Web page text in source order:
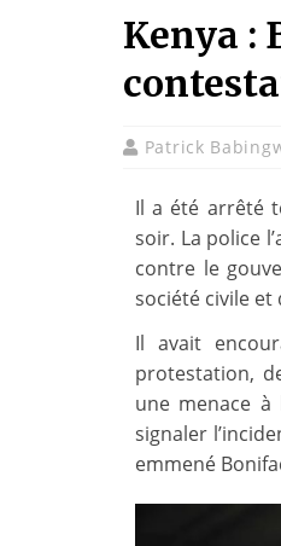
Kenya :
Patrick
Il a été arrêté
soir. La police
contre le
société civile et
Il avait
protestation,
une menace
signaler
emmené